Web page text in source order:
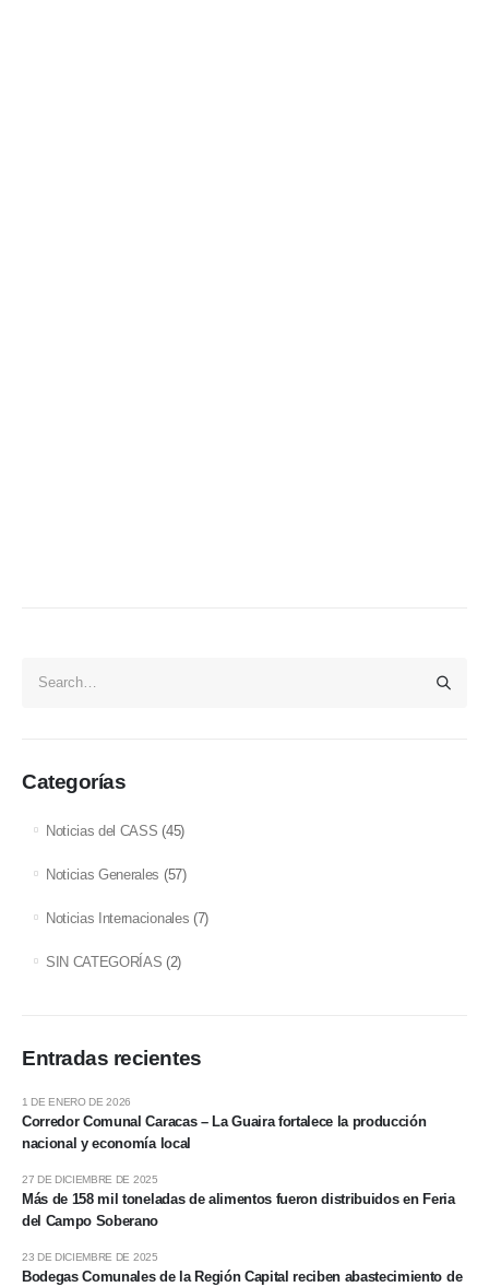
Categorías
Noticias del CASS (45)
Noticias Generales (57)
Noticias Internacionales (7)
SIN CATEGORÍAS (2)
Entradas recientes
Corredor Comunal Caracas – La Guaira fortalece la producción
nacional y economía local
1 DE ENERO DE 2026
Más de 158 mil toneladas de alimentos fueron distribuidos en Feria
del Campo Soberano
27 DE DICIEMBRE DE 2025
Bodegas Comunales de la Región Capital reciben abastecimiento de
23 DE DICIEMBRE DE 2025